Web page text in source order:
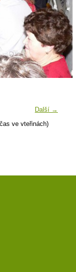
Další →
ve vteřinách)